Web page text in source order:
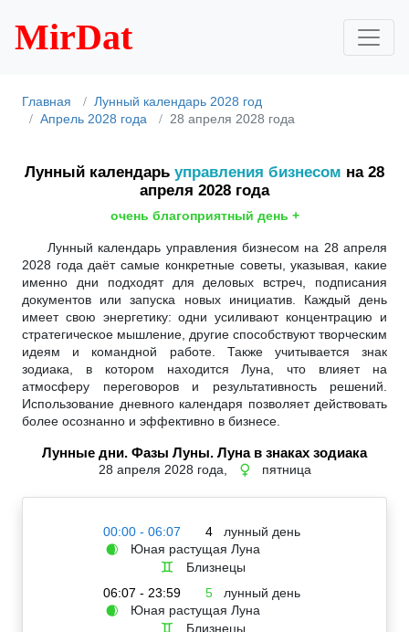
MirDat
Главная
Лунный календарь 2028 год
Апрель 2028 года
28 апреля 2028 года
Лунный календарь управления бизнесом на 28
апреля 2028 года
очень благоприятный день +
Лунный календарь управления бизнесом на 28 апреля
2028 года даёт самые конкретные советы, указывая, какие
именно дни подходят для деловых встреч, подписания
документов или запуска новых инициатив. Каждый день
имеет свою энергетику: одни усиливают концентрацию и
стратегическое мышление, другие способствуют творческим
идеям и командной работе. Также учитывается знак
зодиака, в котором находится Луна, что влияет на
атмосферу переговоров и результативность решений.
Использование дневного календаря позволяет действовать
более осознанно и эффективно в бизнесе.
Лунные дни. Фазы Луны. Луна в знаках зодиака
28 апреля 2028 года, ♀ пятница
00:00 - 06:07 4 лунный день
🌒 Юная растущая Луна
♊
Близнецы
06:07 - 23:59
5 лунный день
🌒 Юная растущая Луна
♊ Близнецы